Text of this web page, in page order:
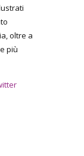
oltre a
più